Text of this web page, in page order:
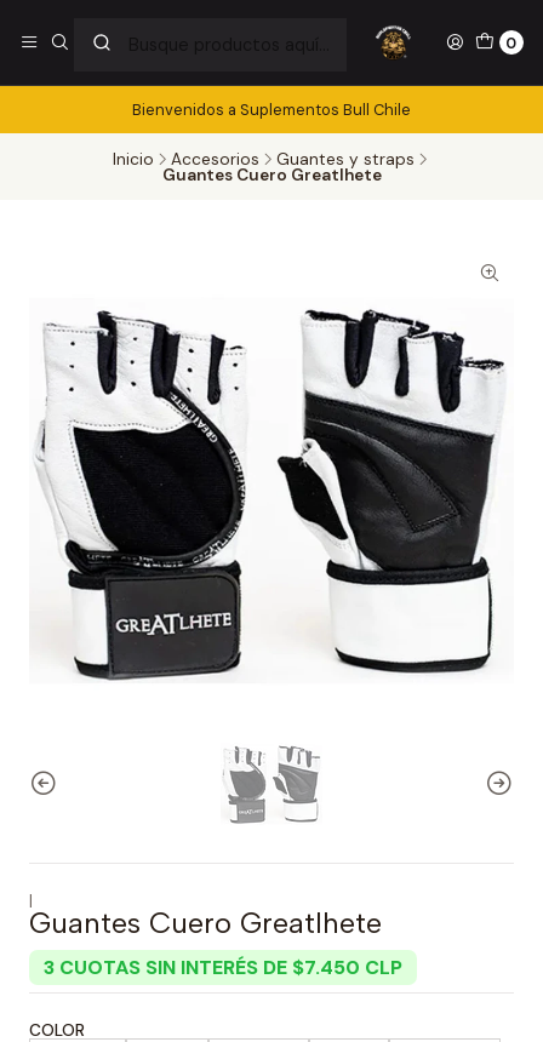
0
Bienvenidos a Suplementos Bull Chile
Inicio Accesorios Guantes y straps
Guantes Cuero Greatlhete
|
Guantes Cuero Greatlhete
3 CUOTAS SIN INTERÉS DE $7.450 CLP
COLOR